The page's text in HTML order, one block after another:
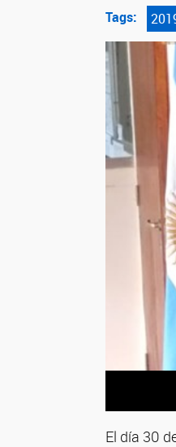
Tags:
El día 30